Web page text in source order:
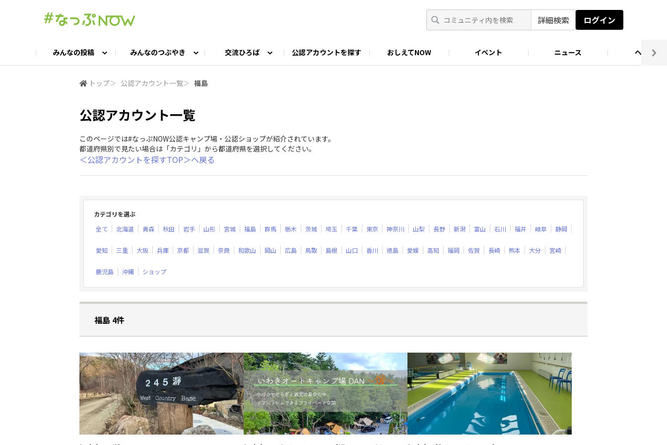
詳細検索 ログイン
みんなの投稿 みんなのつぶやき 交流ひろば
キャンプギア語ろう会 キャンプ飯LABO
公認アカウントを探す おしえてNOW イベント ニュース ヘルプ
トップ＞ 公認アカウント一覧＞ 福島
公認アカウント一覧
このページでは#なっぷNOW公認キャンプ場・公認ショップが紹介されています。
都道府県別で見たい場合は「カテゴリ」から都道府県を選択してください。
＜公認アカウントを探すTOP＞へ戻る
カテゴリを選ぶ
全て
北海道 青森 秋田 岩手 山形 宮城 福島 群馬 栃木 茨城 埼玉 千葉 東京 神奈川 山梨 長野 新潟 富山 石川 福井 岐阜 静岡
愛知 三重 大阪 兵庫 京都 滋賀 奈良 和歌山 岡山 広島 鳥取 島根 山口 香川 徳島 愛媛 高知 福岡 佐賀 長崎 熊本 大分 宮崎
鹿児島 沖縄 ショップ
福島 4件